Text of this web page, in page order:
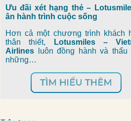
Ưu đãi xét hạng thẻ –
ân hành trình cuộc sống
Hơn cả một chương trình khách
thân thiết,
Lotusmiles –
Airlines luôn đồng hành và thấu
những…